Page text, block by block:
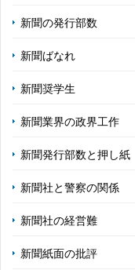
新聞の発行部数
新聞ばなれ
新聞奨学生
新聞業界の政界工作
新聞発行部数と押し紙
新聞社と警察の関係
新聞社の経営難
新聞紙面の批評